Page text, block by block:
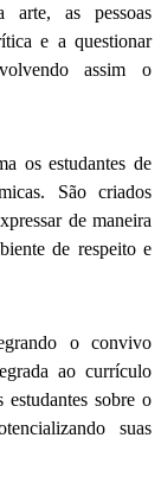
arte, as pessoas
e a questionar
assim o
os estudantes de
São criados
de maneira
de respeito e
o convivo
ao currículo
estudantes sobre o
suas